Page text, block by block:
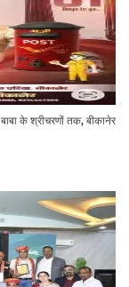
के श्रीचरणों तक, बीकानेर